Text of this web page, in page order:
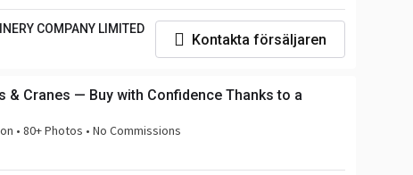
COMPANY LIMITED
Kontakta försäljaren
& Cranes — Buy with Confidence Thanks to a
• 80+ Photos • No Commissions